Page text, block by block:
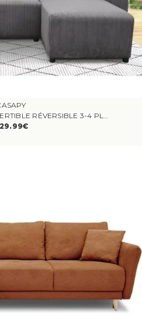
CANAPÉ D'ANGLE CONVERTIBLE RÉVERSIBLE 3-4 PLACES PHARELL - VELOURS CÔTELÉ ANTHRACITE - COFFRE DE RANGEMENT - L224 X P155 X H85 CM